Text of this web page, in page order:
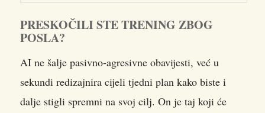
PRESKOČILI STE TRENING ZBOG
POSLA?
AI ne šalje pasivno-agresivne obavijesti, već u
sekundi redizajnira cijeli tjedni plan kako biste i
dalje stigli spremni na svoj cilj. On je taj koji će